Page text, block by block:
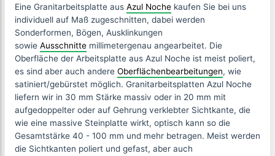
Eine Granitarbeitsplatte aus Azul Noche kaufen Sie bei uns
individuell auf Maß zugeschnitten, dabei werden
Sonderformen, Bögen, Ausklinkungen
sowie Ausschnitte millimetergenau angearbeitet. Die
Oberfläche der Arbeitsplatte aus Azul Noche ist meist poliert,
es sind aber auch andere Oberflächenbearbeitungen, wie
satiniert/gebürstet möglich. Granitarbeitsplatten Azul Noche
liefern wir in 30 mm Stärke massiv oder in 20 mm mit
aufgedoppelter oder auf Gehrung verklebter Sichtkante, die
wie eine massive Steinplatte wirkt, optisch kann so die
Gesamtstärke 40 - 100 mm und mehr betragen. Meist werden
die Sichtkanten poliert und gefast, aber auch